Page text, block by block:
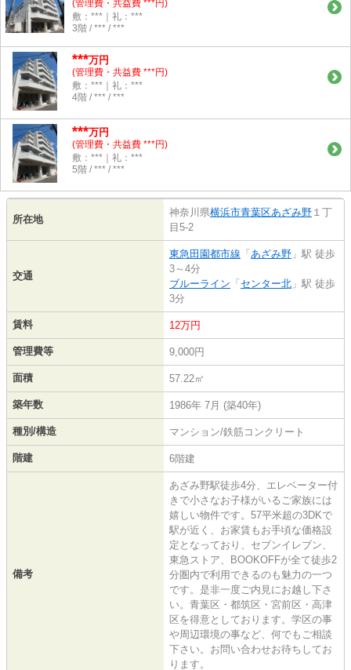
(管理費・共益費 ***円)
敷：***｜礼：***
3階 / *** / ***
***万円
(管理費・共益費 ***円)
敷：***｜礼：***
4階 / *** / ***
***万円
(管理費・共益費 ***円)
敷：***｜礼：***
5階 / *** / ***
所在地
神奈川県横浜市青葉区あざみ野 １丁
目5-2
交通
東急田園都市線 「 あざみ野 」駅 徒歩
3～4分
ブルーライン 「 センター北 」駅 徒歩
3分
賃料 12万円
管理費等 9,000円
面積 57.22㎡
築年数 1986年 7月 (築40年)
種別/構造 マンション/鉄筋コンクリート
階建 6階建
備考
あざみ野駅徒歩4分、エレベーター付
きで小さなお子様がいるご家族には
嬉しい物件です。57平米超の3DKで
駅が近く、お家賃もお手頃な価格設
定となっており、セブンイレブン、
東急ストア、BOOKOFFが全て徒歩2
分圏内で利用できるのも魅力の一つ
です。是非一度ご内見にお越し下さ
い。青葉区・都筑区・宮前区・高津
区を得意としております。学区の事
や周辺環境の事など、何でもご相談
下さい。お問い合わせお待ちしてお
ります。